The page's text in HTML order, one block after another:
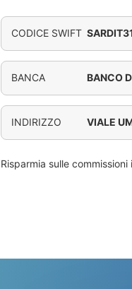
CODICE SWIFT
BANCA BANCO
INDIRIZZO VIALE
Risparmia sulle